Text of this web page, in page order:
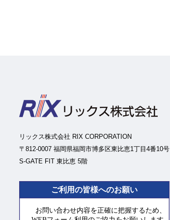
リックス株式会社 RIX CORPORATION
〒812-0007 福岡県福岡市博多区東比恵1丁目4番10号
S-GATE FIT 東比恵 5階